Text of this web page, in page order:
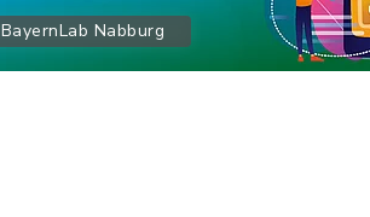
BayernLab Nabburg